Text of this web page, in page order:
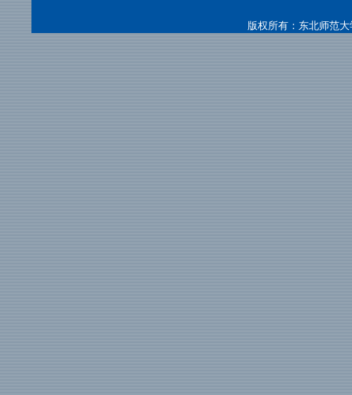
版权所有：东北师范